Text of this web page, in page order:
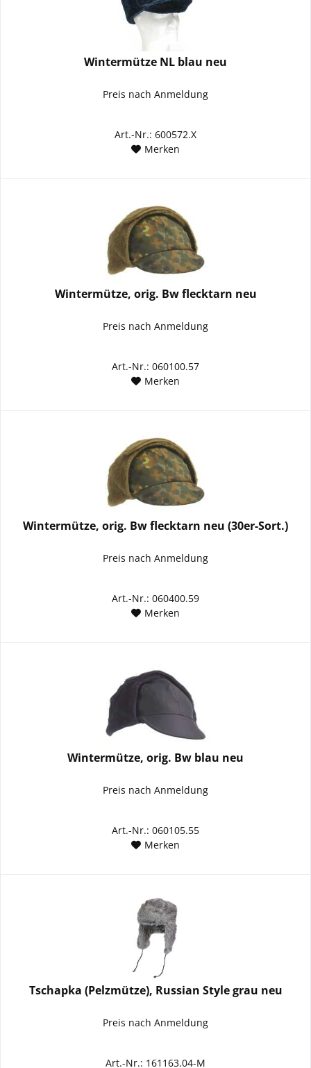
Wintermütze NL blau neu
Preis nach Anmeldung
Art.-Nr.: 600572.X
Merken
Wintermütze, orig. Bw flecktarn neu
Preis nach Anmeldung
Art.-Nr.: 060100.57
Merken
Wintermütze, orig. Bw flecktarn neu (30er-Sort.)
Preis nach Anmeldung
Art.-Nr.: 060400.59
Merken
Wintermütze, orig. Bw blau neu
Preis nach Anmeldung
Art.-Nr.: 060105.55
Merken
Tschapka (Pelzmütze), Russian Style grau neu
Preis nach Anmeldung
Art.-Nr.: 161163.04-M